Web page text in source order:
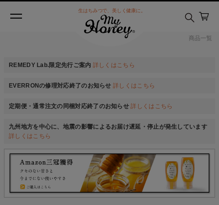
商品一覧
生はちみつで、美しく健康に。
REMEDY Lab.限定先行ご案内 詳しくはこちら
EVERRONの修理対応終了のお知らせ 詳しくはこちら
定期便・通常注文の同梱対応終了のお知らせ 詳しくはこちら
九州地方を中心に、地震の影響によるお届け遅延・停止が発生しています
詳しくはこちら